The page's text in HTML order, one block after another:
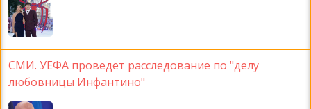
СМИ. УЕФА проведет расследование по "делу
любовницы Инфантино"